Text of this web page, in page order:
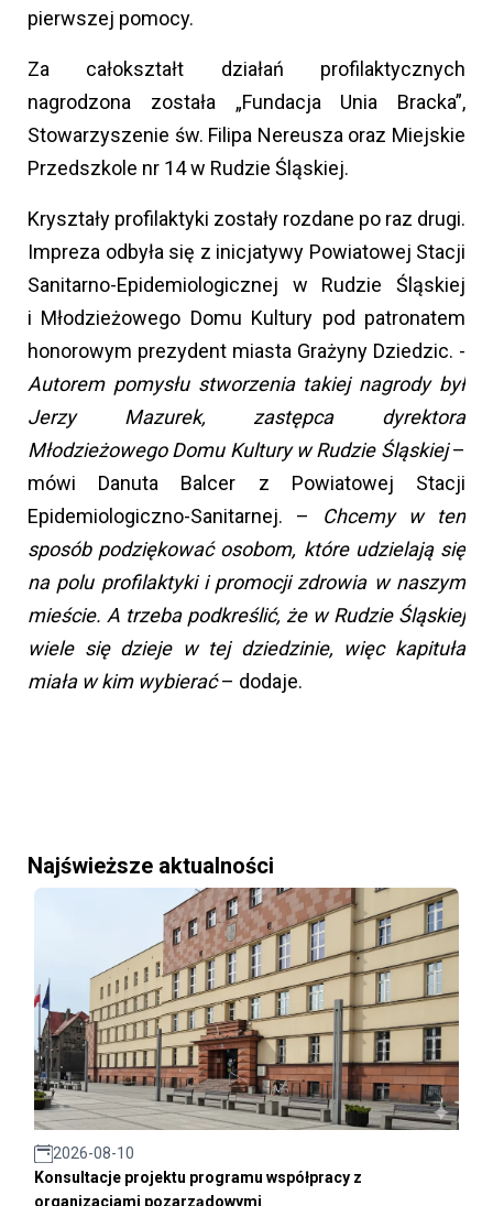
pierwszej pomocy.
Za całokształt działań profilaktycznych
nagrodzona została „Fundacja Unia Bracka”,
Stowarzyszenie św. Filipa Nereusza oraz Miejskie
Przedszkole nr 14 w Rudzie Śląskiej.
Kryształy profilaktyki zostały rozdane po raz drugi.
Impreza odbyła się z inicjatywy Powiatowej Stacji
Sanitarno-Epidemiologicznej w Rudzie Śląskiej
i Młodzieżowego Domu Kultury pod patronatem
honorowym prezydent miasta Grażyny Dziedzic. -
Autorem pomysłu stworzenia takiej nagrody był
Jerzy Mazurek, zastępca dyrektora
Młodzieżowego Domu Kultury w Rudzie Śląskiej–
mówi Danuta Balcer z Powiatowej Stacji
Epidemiologiczno-Sanitarnej. – Chcemy w ten
sposób podziękować osobom, które udzielają się
na polu profilaktyki i promocji zdrowia w naszym
mieście. A trzeba podkreślić, że w Rudzie Śląskiej
wiele się dzieje w tej dziedzinie, więc kapituła
miała w kim wybierać– dodaje.
Najświeższe aktualności
2026-08-10
Konsultacje projektu programu współpracy z
organizacjami pozarządowymi